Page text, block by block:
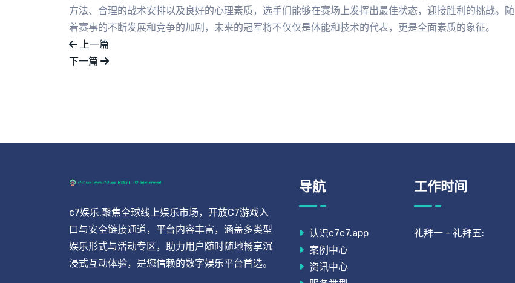
方法、合理的战术安排以及良好的心理素质，选手们能够在赛场上发挥出最佳状态，迎接胜利的挑战。随
着赛事的不断发展和竞争的加剧，未来的冠军将不仅仅是体能和技术的代表，更是全面素质的象征。
上一篇
下一篇
c7娱乐,聚焦全球线上娱乐市场，开放C7游戏入
口与安全链接通道，平台内容丰富，涵盖多类型
娱乐形式与活动专区，助力用户随时随地畅享沉
浸式互动体验，是您信赖的数字娱乐平台首选。
导航
认识c7c7.app
案例中心
资讯中心
工作时间
礼拜一 - 礼拜五: